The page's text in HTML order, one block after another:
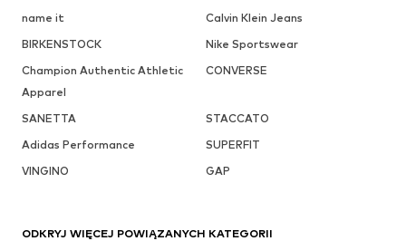
name it
Calvin Klein Jeans
BIRKENSTOCK
Nike Sportswear
Champion Authentic Athletic
Apparel
CONVERSE
SANETTA
STACCATO
Adidas Performance
SUPERFIT
VINGINO
GAP
ODKRYJ WIĘCEJ POWIĄZANYCH KATEGORII